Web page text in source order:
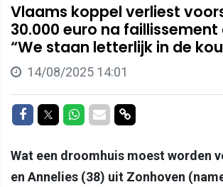
Vlaams koppel verliest
30.000 euro na
“We staan letterlijk in de
14/08/2025 14:01
Delen op Facebook
Delen op Twitter
Delen op Whatsapp
Delen via Mail
Delen via link
Wat een droomhuis moest worden
en Annelies (38) uit Zonhoven